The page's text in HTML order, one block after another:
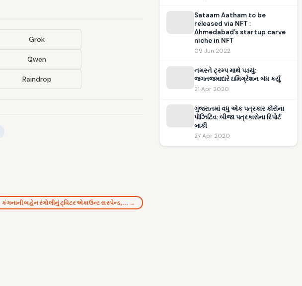
Grok
Qwen
Raindrop
કંગનાની બહેન રંગોલીનું ટ્વિટર એકાઉન્ટ સસ્પેન્ડ,… →
Sataam Aatham to be
released via NFT :
Ahmedabad’s startup carve
niche in NFT
09 Jun 2022
નમસ્તે ટ્રમ્પ માથે પડયું:
જગતજમાદારે ઇમિગ્રેશન બંધ કર્યુ
21 Apr 2020
ગુજરાતમાં વધુ એક પત્રકાર કોરોના
પૉઝિટિવ: બીજા પત્રકારોના રિપોર્ટ
બાકી
27 Apr 2020